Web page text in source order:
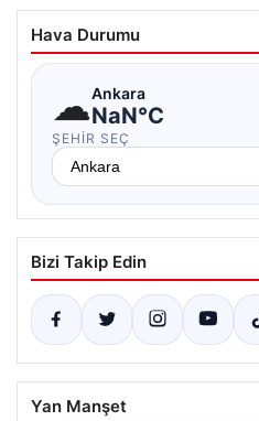
Hava Durumu
☁Ankara
NaN°C
ŞEHIR SEÇ
Bizi Takip Edin
Yan Manşet